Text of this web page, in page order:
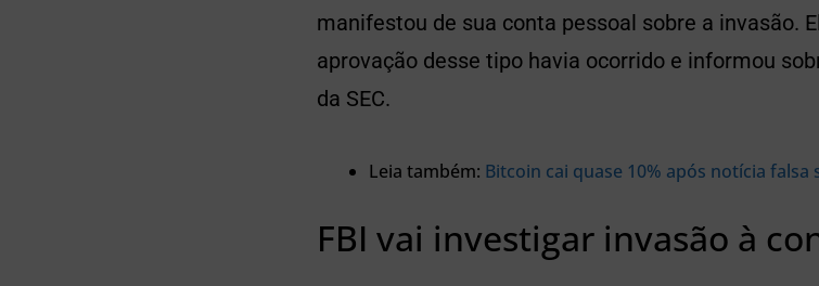
manifestou de sua conta pessoal sobre a invasão.
aprovação desse tipo havia ocorrido e informou
da SEC.
Leia também: Bitcoin cai quase 10% após notícia falsa
FBI vai investigar invasão à